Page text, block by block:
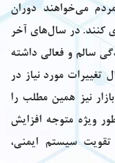
می‌خواهند دوران
کنند. در سال‌های آخر
سالم و فعالی داشته
تغییرات مورد نیاز در
نیز همین مطلب را
ویژه متوجه افزایش
سیستم ایمنی،